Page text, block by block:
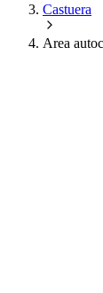
Castuera
Area